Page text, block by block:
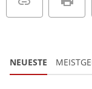
NEUESTE